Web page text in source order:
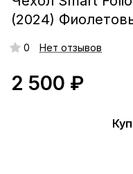
(2024)
0 Нет отзывов
2 500 ₽